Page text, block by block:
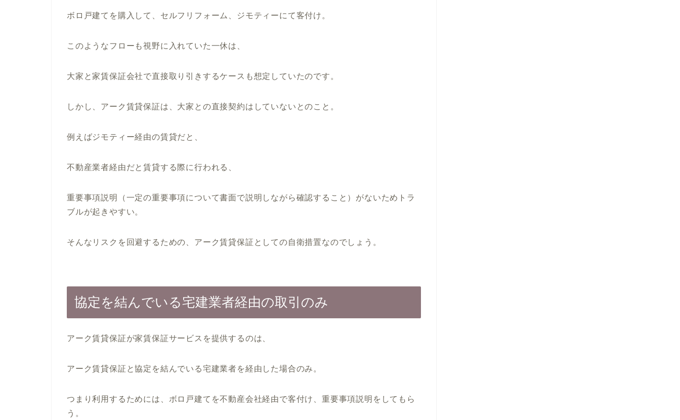
ボロ戸建てを購入して、セルフリフォーム、ジモティーにて客付け。
このようなフローも視野に入れていた一休は、
大家と家賃保証会社で直接取り引きするケースも想定していたのです。
しかし、アーク賃貸保証は、大家との直接契約はしていないとのこと。
例えばジモティー経由の賃貸だと、
不動産業者経由だと賃貸する際に行われる、
重要事項説明（一定の重要事項について書面で説明しながら確認すること）がないためトラ
ブルが起きやすい。
そんなリスクを回避するための、アーク賃貸保証としての自衛措置なのでしょう。
協定を結んでいる宅建業者経由の取引のみ
アーク賃貸保証が家賃保証サービスを提供するのは、
アーク賃貸保証と協定を結んでいる宅建業者を経由した場合のみ。
つまり利用するためには、ボロ戸建てを不動産会社経由で客付け、重要事項説明をしてもら
う。